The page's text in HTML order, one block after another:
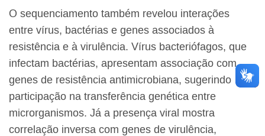
O sequenciamento também revelou interações
entre vírus, bactérias e genes associados à
resistência e à virulência. Vírus bacteriófagos, que
infectam bactérias, apresentam associação com
genes de resistência antimicrobiana, sugerindo
participação na transferência genética entre
microrganismos. Já a presença viral mostra
correlação inversa com genes de virulência,